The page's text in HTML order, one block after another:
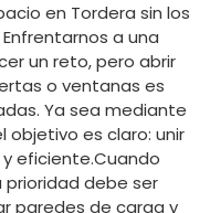
en Tordera sin los
a una
un reto, pero abrir
o ventanas es
Ya sea mediante
objetivo es claro: unir
eficiente.Cuando
debe ser
paredes de carga y